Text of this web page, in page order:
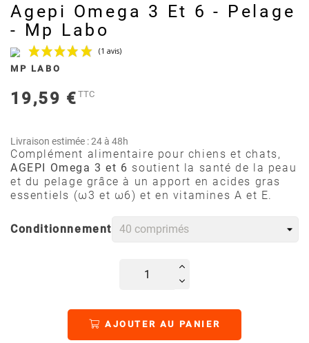
Agepi Omega 3 Et 6 - Pelage
- Mp Labo
(1 avis)
MP LABO
19,59 € TTC
Livraison estimée : 24 à 48h
Complément alimentaire pour chiens et chats,
AGEPI Omega 3 et 6 soutient la santé de la peau
et du pelage grâce à un apport en acides gras
essentiels (ω3 et ω6) et en vitamines A et E.
Conditionnement
AJOUTER AU PANIER